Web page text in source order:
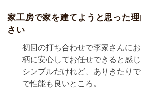
家工房で家を建てようと思った
さい
初回の打ち合わせで李家さんに
柄に安心してお任せできると感じ
シンプルだけれど、ありきたり
で性能も良いところ。